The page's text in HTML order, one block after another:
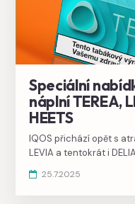
Speciální
náplní TEREA,
HEETS
IQOS přichází opět s
LEVIA a tentokrát i
25.7.2025